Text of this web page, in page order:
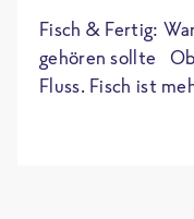
Fisch & Fertig:
gehören sollte
Fluss. Fisch ist